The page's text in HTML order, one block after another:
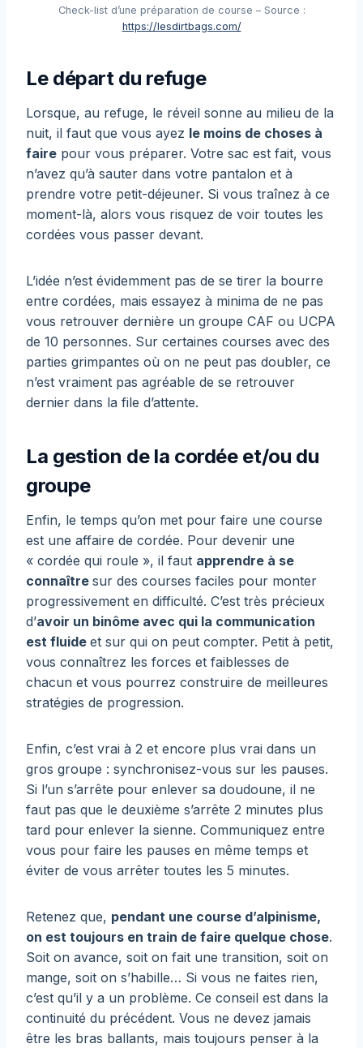
Check-list d’une préparation de course – Source :
https://lesdirtbags.com/
Le départ du refuge
Lorsque, au refuge, le réveil sonne au milieu de la
nuit, il faut que vous ayez le moins de choses à
faire pour vous préparer. Votre sac est fait, vous
n’avez qu’à sauter dans votre pantalon et à
prendre votre petit-déjeuner. Si vous traînez à ce
moment-là, alors vous risquez de voir toutes les
cordées vous passer devant.
L’idée n’est évidemment pas de se tirer la bourre
entre cordées, mais essayez à minima de ne pas
vous retrouver dernière un groupe CAF ou UCPA
de 10 personnes. Sur certaines courses avec des
parties grimpantes où on ne peut pas doubler, ce
n’est vraiment pas agréable de se retrouver
dernier dans la file d’attente.
La gestion de la cordée et/ou du
groupe
Enfin, le temps qu’on met pour faire une course
est une affaire de cordée. Pour devenir une
« cordée qui roule », il faut apprendre à se
connaître sur des courses faciles pour monter
progressivement en difficulté. C’est très précieux
d’avoir un binôme avec qui la communication
est fluide et sur qui on peut compter. Petit à petit,
vous connaîtrez les forces et faiblesses de
chacun et vous pourrez construire de meilleures
stratégies de progression.
Enfin, c’est vrai à 2 et encore plus vrai dans un
gros groupe : synchronisez-vous sur les pauses.
Si l’un s’arrête pour enlever sa doudoune, il ne
faut pas que le deuxième s’arrête 2 minutes plus
tard pour enlever la sienne. Communiquez entre
vous pour faire les pauses en même temps et
éviter de vous arrêter toutes les 5 minutes.
Retenez que, pendant une course d’alpinisme,
on est toujours en train de faire quelque chose.
Soit on avance, soit on fait une transition, soit on
mange, soit on s’habille… Si vous ne faites rien,
c’est qu’il y a un problème. Ce conseil est dans la
continuité du précédent. Vous ne devez jamais
être les bras ballants, mais toujours penser à la